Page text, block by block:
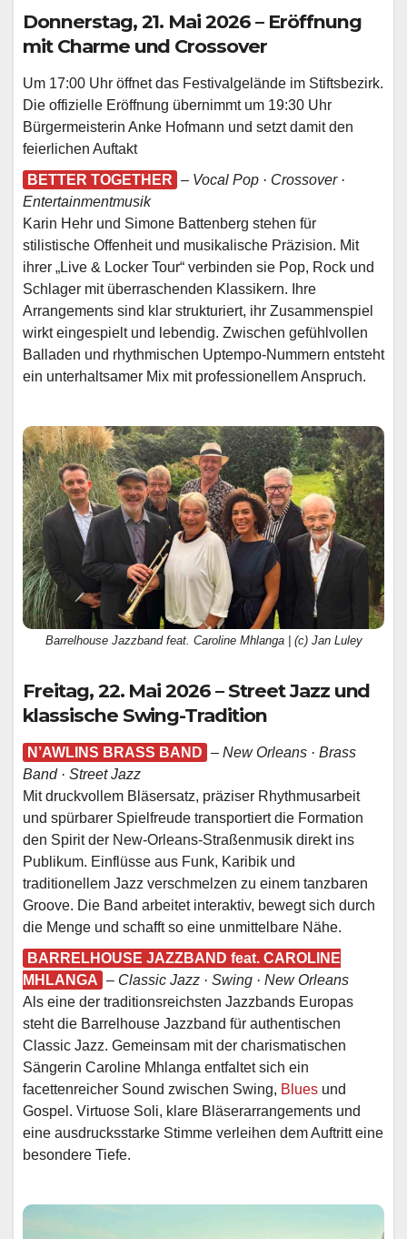
Donnerstag, 21. Mai 2026 – Eröffnung
mit Charme und Crossover
Um 17:00 Uhr öffnet das Festivalgelände im Stiftsbezirk.
Die offizielle Eröffnung übernimmt um 19:30 Uhr
Bürgermeisterin Anke Hofmann und setzt damit den
feierlichen Auftakt
BETTER TOGETHER – Vocal Pop · Crossover ·
Entertainmentmusik
Karin Hehr und Simone Battenberg stehen für
stilistische Offenheit und musikalische Präzision. Mit
ihrer „Live & Locker Tour“ verbinden sie Pop, Rock und
Schlager mit überraschenden Klassikern. Ihre
Arrangements sind klar strukturiert, ihr Zusammenspiel
wirkt eingespielt und lebendig. Zwischen gefühlvollen
Balladen und rhythmischen Uptempo-Nummern entsteht
ein unterhaltsamer Mix mit professionellem Anspruch.
Barrelhouse Jazzband feat. Caroline Mhlanga | (c) Jan Luley
Freitag, 22. Mai 2026 – Street Jazz und
klassische Swing-Tradition
N’AWLINS BRASS BAND – New Orleans · Brass
Band · Street Jazz
Mit druckvollem Bläsersatz, präziser Rhythmusarbeit
und spürbarer Spielfreude transportiert die Formation
den Spirit der New-Orleans-Straßenmusik direkt ins
Publikum. Einflüsse aus Funk, Karibik und
traditionellem Jazz verschmelzen zu einem tanzbaren
Groove. Die Band arbeitet interaktiv, bewegt sich durch
die Menge und schafft so eine unmittelbare Nähe.
BARRELHOUSE JAZZBAND feat. CAROLINE
MHLANGA – Classic Jazz · Swing · New Orleans
Als eine der traditionsreichsten Jazzbands Europas
steht die Barrelhouse Jazzband für authentischen
Classic Jazz. Gemeinsam mit der charismatischen
Sängerin Caroline Mhlanga entfaltet sich ein
facettenreicher Sound zwischen Swing, Blues und
Gospel. Virtuose Soli, klare Bläserarrangements und
eine ausdrucksstarke Stimme verleihen dem Auftritt eine
besondere Tiefe.